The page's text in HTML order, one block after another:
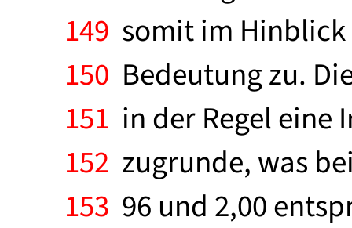
149 somit im
150 Bedeutung zu.
151 in der Regel
152 zugrunde, was
153 96 und 2,00